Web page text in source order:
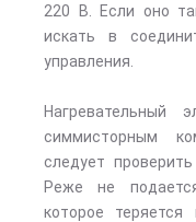
220 В. Если оно
искать в
управления.
Нагревательный
симмисторным
следует
Реже не
которое